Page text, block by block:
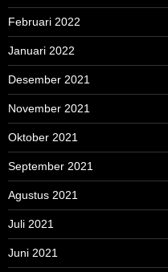
Februari 2022
Januari 2022
Desember 2021
November 2021
Oktober 2021
September 2021
Agustus 2021
Juli 2021
Juni 2021